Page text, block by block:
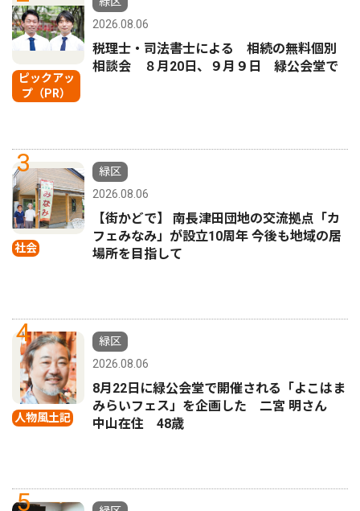
ピックアッ
プ（PR）
2026.08.06
税理士・司法書士による 相続の無料個別
相談会 ８月20日、９月９日 緑公会堂で
3
社会
緑区
2026.08.06
【街かどで】 南長津田団地の交流拠点「カ
フェみなみ」が設立10周年 今後も地域の居
場所を目指して
4
人物風土記
緑区
2026.08.06
8月22日に緑公会堂で開催される「よこはま
みらいフェス」を企画した 二宮 明さん
中山在住 48歳
5